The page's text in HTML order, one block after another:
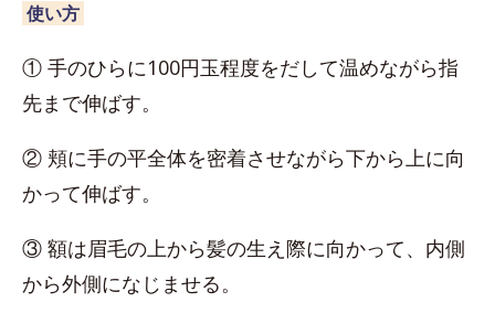
使い方
① 手のひらに100円玉程度をだして温めながら指
先まで伸ばす。
② 頬に手の平全体を密着させながら下から上に向
かって伸ばす。
③ 額は眉毛の上から髪の生え際に向かって、内側
から外側になじませる。